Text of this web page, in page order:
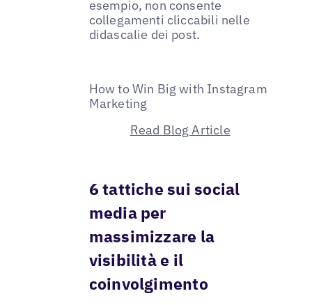
esempio, non consente
collegamenti cliccabili nelle
didascalie dei post.
How to Win Big with Instagram
Marketing
Read Blog Article
6 tattiche sui social
media per
massimizzare la
visibilità e il
coinvolgimento